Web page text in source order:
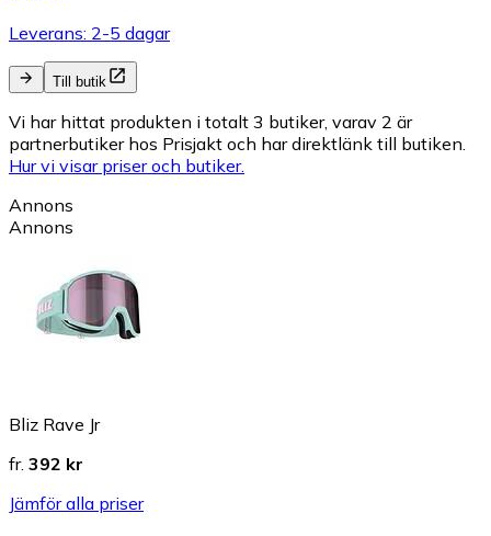
Leverans: 2-5 dagar
Till butik
Vi har hittat produkten i totalt 3 butiker, varav 2 är
partnerbutiker hos Prisjakt och har direktlänk till butiken.
Hur vi visar priser och butiker.
Annons
Annons
Bliz Rave Jr
fr. 392 kr
Jämför alla priser